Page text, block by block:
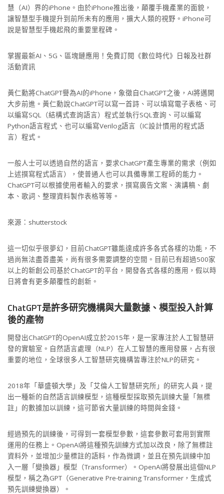
慧（AI）界的iPhone。由於iPhone推出後，顛覆手機產業的面貌，
讓智慧型手機提升到前所未有的應用，擴大人類的視野。iPhone可
說是智慧型手機起飛的重要里程碑。
掌握最新AI、5G、區塊鏈應用！免費訂閱《數位時代》日報及社群
活動資訊
黃仁勳將ChatGPT譽為AI的iPhone，象徵自ChatGPT之後，AI將邁開
大步前進。黃仁勳說ChatGPT可以寫一首詩、可以填寫電子表格、可
以編寫SQL（結構式查詢語言）程式並執行SQL查詢、可以編寫
Python語言程式、也可以編寫Verilog語言（IC設計慣用的程式語
言）程式。
一般人士可以透過自然的語言，要求ChatGPT產生專業的需求（例如
上述撰寫程式語言），使普通人也可以具備專業工程師的能力。
ChatGPT可以根據使用者輸入的要求，撰寫廣告文案、演講稿、劇
本、歌詞、整理資料製作表格等等。
來源：shutterstock
這一切似乎很夢幻，目前ChatGPT雖能達成許多各式各樣的功能，不
過尚無法盡善盡美，尚有很多需要調整的空間。目前已有超過500家
以上的新創公司基於ChatGPT的平台，開發各式各樣的應用，假以時
日將會有更多顛覆性的創新。
ChatGPT是許多研究機構與大量數據、模型投入計算
後的產物
開發出ChatGPT的OpenAI成立於2015年，是一家專注於人工智慧研
發的實驗室。自然語言處理（NLP）在人工智慧的應用發展，占有很
重要的地位，全球很多人工智慧研究機構皆專注於NLP的研究。
2018年「華盛頓大學」及「艾倫人工智慧研究所」的研究人員，提
出一種新的自然語言訓練模型，這種模型採取預先訓練大量「無標
註」的數據加以訓練，這可節省大量訓練的時間與金錢。
經過預先的訓練後，可得到一套模型參數，這套參數可套用到實際
運用的任務上。OpenAI將這種預先訓練方式加以改良，除了無標註
資料外，並增加少量標註的語料，作為微調，並且在預先訓練中加
入一層「變換器」模型（Transformer）。OpenAI將發展出這個NLP
模型，稱之為GPT（Generative Pre-training Transformer，生成式
預先訓練變換器）。